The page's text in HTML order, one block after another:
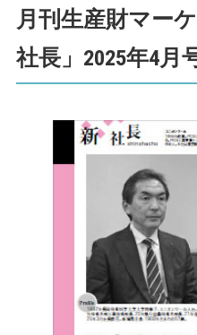
月刊生産財マー
社長」2025年4月